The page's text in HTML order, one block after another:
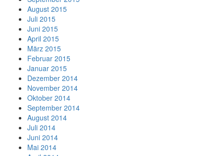
August 2015
Juli 2015
Juni 2015
April 2015
März 2015
Februar 2015
Januar 2015
Dezember 2014
November 2014
Oktober 2014
September 2014
August 2014
Juli 2014
Juni 2014
Mai 2014